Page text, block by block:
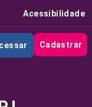
Acessibilidade
Cadastrar